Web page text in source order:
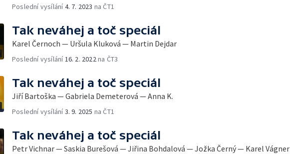
Poslední vysílání4. 7. 2023 na ČT1
Tak neváhej a toč speciál
Karel Černoch — Uršula Kluková — Martin Dejdar
Poslední vysílání 16. 2. 2022 na ČT3
Tak neváhej a toč speciál
Jiří Bartoška — Gabriela Demeterová — Anna K.
Poslední vysílání3. 9. 2025 na ČT1
Tak neváhej a toč speciál
Petr Vichnar — Saskia Burešová — Jiřina Bohdalová — Jožka Černý — Karel Vágner